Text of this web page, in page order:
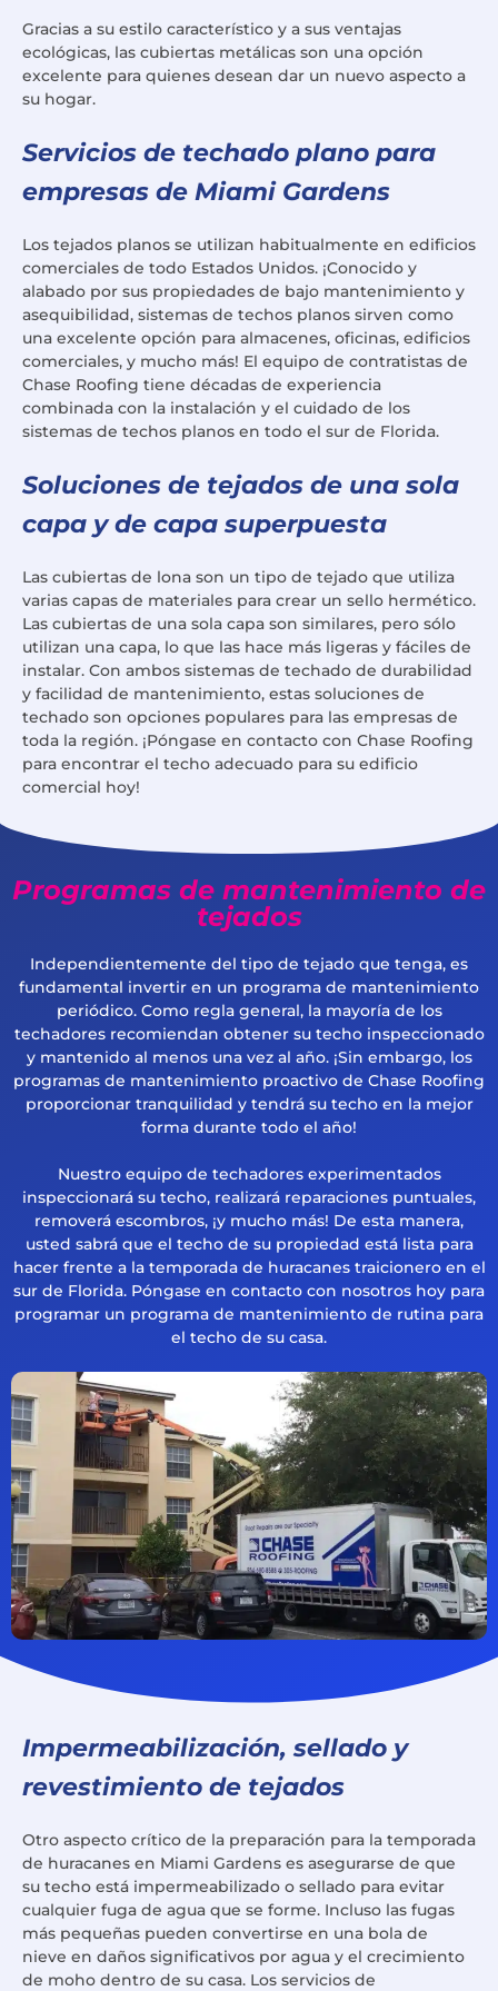
Gracias a su estilo característico y a sus ventajas
ecológicas, las cubiertas metálicas son una opción
excelente para quienes desean dar un nuevo aspecto a
su hogar.
Servicios de techado plano para
empresas de Miami Gardens
Los tejados planos se utilizan habitualmente en edificios
comerciales de todo Estados Unidos. ¡Conocido y
alabado por sus propiedades de bajo mantenimiento y
asequibilidad, sistemas de techos planos sirven como
una excelente opción para almacenes, oficinas, edificios
comerciales, y mucho más! El equipo de contratistas de
Chase Roofing tiene décadas de experiencia
combinada con la instalación y el cuidado de los
sistemas de techos planos en todo el sur de Florida.
Soluciones de tejados de una sola
capa y de capa superpuesta
Las cubiertas de lona son un tipo de tejado que utiliza
varias capas de materiales para crear un sello hermético.
Las cubiertas de una sola capa son similares, pero sólo
utilizan una capa, lo que las hace más ligeras y fáciles de
instalar. Con ambos sistemas de techado de durabilidad
y facilidad de mantenimiento, estas soluciones de
techado son opciones populares para las empresas de
toda la región. ¡Póngase en contacto con Chase Roofing
para encontrar el techo adecuado para su edificio
comercial hoy!
Programas de mantenimiento de
tejados
Independientemente del tipo de tejado que tenga, es
fundamental invertir en un programa de mantenimiento
periódico. Como regla general, la mayoría de los
techadores recomiendan obtener su techo inspeccionado
y mantenido al menos una vez al año. ¡Sin embargo, los
programas de mantenimiento proactivo de Chase Roofing
proporcionar tranquilidad y tendrá su techo en la mejor
forma durante todo el año!
Nuestro equipo de techadores experimentados
inspeccionará su techo, realizará reparaciones puntuales,
removerá escombros, ¡y mucho más! De esta manera,
usted sabrá que el techo de su propiedad está lista para
hacer frente a la temporada de huracanes traicionero en el
sur de Florida. Póngase en contacto con nosotros hoy para
programar un programa de mantenimiento de rutina para
el techo de su casa.
Impermeabilización, sellado y
revestimiento de tejados
Otro aspecto crítico de la preparación para la temporada
de huracanes en Miami Gardens es asegurarse de que
su techo está impermeabilizado o sellado para evitar
cualquier fuga de agua que se forme. Incluso las fugas
más pequeñas pueden convertirse en una bola de
nieve en daños significativos por agua y el crecimiento
de moho dentro de su casa. Los servicios de